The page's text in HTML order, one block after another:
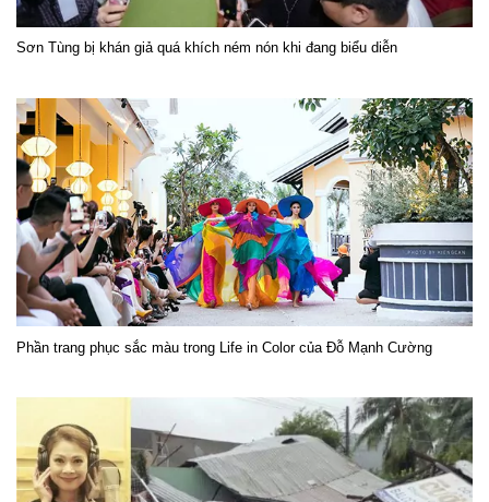
Sơn Tùng bị khán giả quá khích ném nón khi đang biểu diễn
Phần trang phục sắc màu trong Life in Color của Đỗ Mạnh Cường